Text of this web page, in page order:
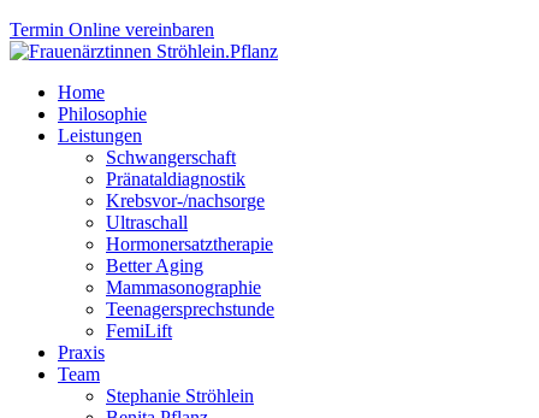
Termin Online vereinbaren
Home
Philosophie
Leistungen
Schwangerschaft
Pränataldiagnostik
Krebsvor-/nachsorge
Ultraschall
Hormonersatztherapie
Better Aging
Mammasonographie
Teenagersprechstunde
FemiLift
Praxis
Team
Stephanie Ströhlein